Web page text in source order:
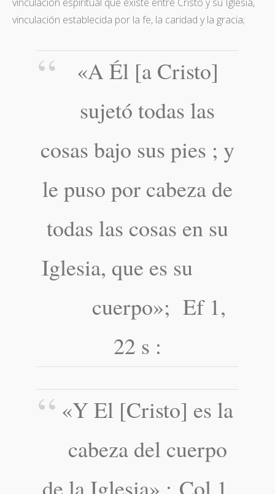
vinculación establecida por la fe, la caridad y la gracia;
«A Él [a Cristo]
sujetó todas las
cosas bajo sus pies ; y
le puso por cabeza de
todas las cosas en su
Iglesia, que es su
cuerpo»; Ef 1,
22 s :
«Y El [Cristo] es la
cabeza del cuerpo
de la Iglesia» ; Col 1,